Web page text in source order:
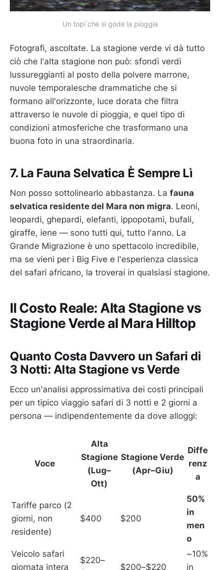
Un topi che si gode la pioggia
Fotografi, ascoltate. La stagione verde vi dà tutto
ciò che l'alta stagione non può: sfondi verdi
lussureggianti al posto della polvere marrone,
nuvole temporalesche drammatiche che si
formano all'orizzonte, luce dorata che filtra
attraverso le nuvole di pioggia, e quel tipo di
condizioni atmosferiche che trasformano una
buona foto in una straordinaria.
7. La Fauna Selvatica È Sempre Lì
Non posso sottolinearlo abbastanza. La fauna
selvatica residente del Mara non migra. Leoni,
leopardi, ghepardi, elefanti, ippopotami, bufali,
giraffe, iene — sono tutti qui, tutto l'anno. La
Grande Migrazione è uno spettacolo incredibile,
ma se vieni per i Big Five e l'esperienza classica
del safari africano, la troverai in qualsiasi stagione.
Il Costo Reale: Alta Stagione vs
Stagione Verde al Mara Hilltop
Quanto Costa Davvero un Safari di
3 Notti: Alta Stagione vs Verde
Ecco un'analisi approssimativa dei costi principali
per un tipico viaggio safari di 3 notti e 2 giorni a
persona — indipendentemente da dove alloggi:
Voce
Alta
Stagione
(Lug–
Ott)
Stagione Verde
(Apr–Giu)
Diffe
renz
a
Tariffe parco (2
giorni, non
residente)
$400 $200
50%
in
men
o
Veicolo safari
giornata intera
$220–
$200–$220
~10%
in